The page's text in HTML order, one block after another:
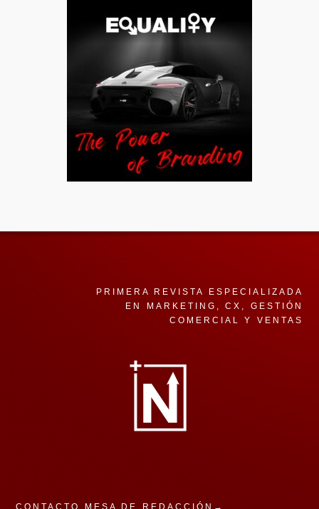
PRIMERA REVISTA ESPECIALIZADA
EN MARKETING, CX, GESTIÓN
COMERCIAL Y VENTAS
CONTACTO MESA DE REDACCIÓN→